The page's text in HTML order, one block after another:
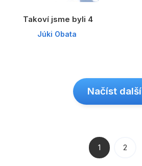
Takoví jsme byli 4
Júki Obata
Načíst další
1 2